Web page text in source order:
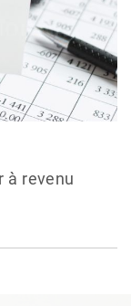
à revenu